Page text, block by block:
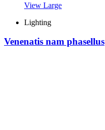
View Large
Lighting
Venenatis nam phasellus